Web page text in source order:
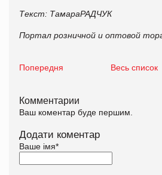
Текст: ТамараРАДЧУК
Портал розничной и оптовой
Попередня Весь список
Комментарии
Ваш коментар буде першим.
Додати коментар
Ваше імя*